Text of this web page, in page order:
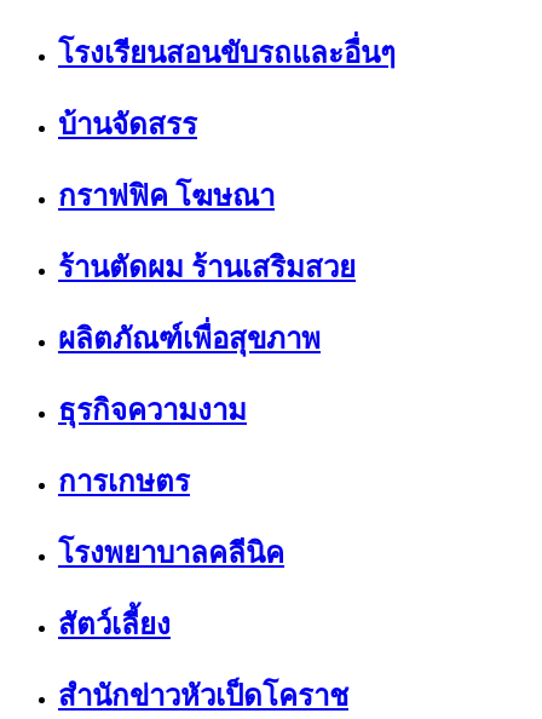
โรงเรียนสอนขับรถและอื่นๆ
บ้านจัดสรร
กราฟฟิค โฆษณา
ร้านตัดผม ร้านเสริมสวย
ผลิตภัณฑ์เพื่อสุขภาพ
ธุรกิจความงาม
การเกษตร
โรงพยาบาลคลีนิค
สัตว์เลี้ยง
สำนักข่าวหัวเป็ดโคราช